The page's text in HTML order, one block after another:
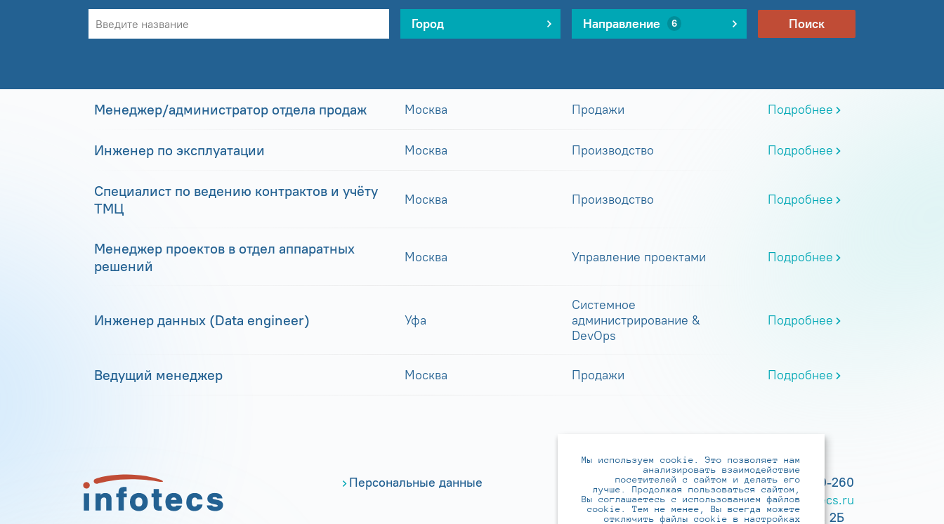
Город Направление 6 Поиск
Менеджер/администратор отдела продаж Москва Продажи Подробнее
Инженер по эксплуатации Москва Производство Подробнее
Специалист по ведению контрактов и учёту
ТМЦ
Москва Производство Подробнее
Менеджер проектов в отдел аппаратных
решений
Москва Управление проектами Подробнее
Инженер данных (Data engineer) Уфа
Системное
администрирование &
DevOps
Подробнее
Ведущий менеджер Москва Продажи Подробнее
Персональные данные
+7 (495) 737-6192, 8-800-250-0-260
practice@infotecs.ru ,hr@infotecs.ru
127273, г. Москва, Отрадная ул., 2Б
Мы используем cookie. Это позволяет нам
анализировать взаимодействие
посетителей с сайтом и делать его
лучше. Продолжая пользоваться сайтом,
Вы соглашаетесь с использованием файлов
cookie. Тем не менее, Вы всегда можете
отключить файлы cookie в настройках